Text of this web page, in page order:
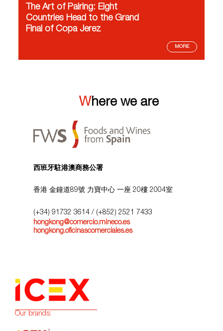
The Art of Pairing: Eight
Countries Head to the Grand
Final of Copa Jerez
MORE
Where we are
西班牙駐港澳商務公署
香港 金鐘道89號 力寶中心 一座 20樓 2004室
(+34) 91732 3614 / (+852) 2521 7433
hongkong@comercio.mineco.es
hongkong.oficinascomerciales.es
Our brands: